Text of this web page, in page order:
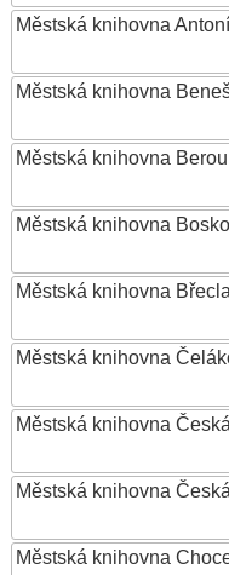
Městská knihovna
Městská knihovna
Městská knihovna
Městská knihovna
Městská knihovna
Městská knihovna
Městská knihovna
Městská knihovna
Městská knihovna